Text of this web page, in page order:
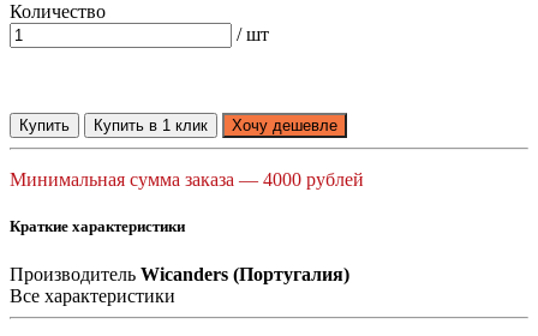
Количество
/ шт
Купить Купить в 1 клик Хочу дешевле
Минимальная сумма заказа — 4000 рублей
Краткие характеристики
Производитель Wicanders (Португалия)
Все характеристики